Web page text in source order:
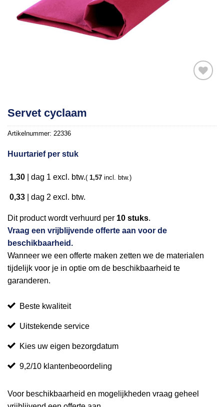
verlanglijst
Servet cyclaam
Artikelnummer: 22336
Huurtarief per stuk
1,30 dag 1 excl. btw.( 1,57 incl. btw.)
0,33 dag 2 excl. btw.
Dit product wordt verhuurd per 10 stuks.
Vraag een vrijblijvende offerte aan voor de
beschikbaarheid.
Wanneer we een offerte maken zetten we de materialen
tijdelijk voor je in optie om de beschikbaarheid te
garanderen.
Beste kwaliteit
Uitstekende service
Kies uw eigen bezorgdatum
9,2/10 klantenbeoordeling
Voor beschikbaarheid en mogelijkheden vraag geheel